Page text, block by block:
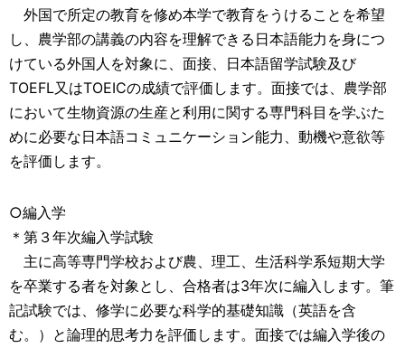
外国で所定の教育を修め本学で教育をうけることを希望
し、農学部の講義の内容を理解できる日本語能力を身につ
けている外国人を対象に、面接、日本語留学試験及び
TOEFL又はTOEICの成績で評価します。面接では、農学部
において生物資源の生産と利用に関する専門科目を学ぶた
めに必要な日本語コミュニケーション能力、動機や意欲等
を評価します。
○編入学
＊第３年次編入学試験
主に高等専門学校および農、理工、生活科学系短期大学
を卒業する者を対象とし、合格者は3年次に編入します。筆
記試験では、修学に必要な科学的基礎知識（英語を含
む。）と論理的思考力を評価します。面接では編入学後の